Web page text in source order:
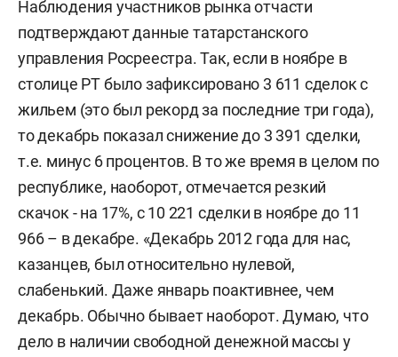
Наблюдения участников рынка отчасти
подтверждают данные татарстанского
управления Росреестра. Так, если в ноябре в
столице РТ было зафиксировано 3 611 сделок с
жильем (это был рекорд за последние три года),
то декабрь показал снижение до 3 391 сделки,
т.е. минус 6 процентов. В то же время в целом по
республике, наоборот, отмечается резкий
скачок - на 17%, с 10 221 сделки в ноябре до 11
966 – в декабре. «Декабрь 2012 года для нас,
казанцев, был относительно нулевой,
слабенький. Даже январь поактивнее, чем
декабрь. Обычно бывает наоборот. Думаю, что
дело в наличии свободной денежной массы у